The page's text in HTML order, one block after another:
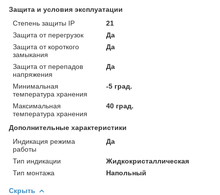
Защита и условия эксплуатации
Степень защиты IP
21
Защита от перегрузок
Да
Защита от короткого
замыкания
Да
Защита от перепадов
напряжения
Да
Минимальная
температура хранения
-5 град.
Максимальная
температура хранения
40 град.
Дополнительные характеристики
Индикация режима
работы
Да
Тип индикации
Жидкокристаллическая
Тип монтажа
Напольный
Скрыть